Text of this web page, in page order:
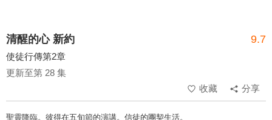
清醒的心 新約 9.7
使徒行傳第2章
更新至第 28 集
收藏
分享
聖靈降臨。彼得在五旬節的演講。信徒的團契生活。